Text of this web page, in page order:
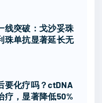
线突破：戈沙妥珠
珠单抗显著延长无
要化疗吗？ctDNA
疗，显著降低50%